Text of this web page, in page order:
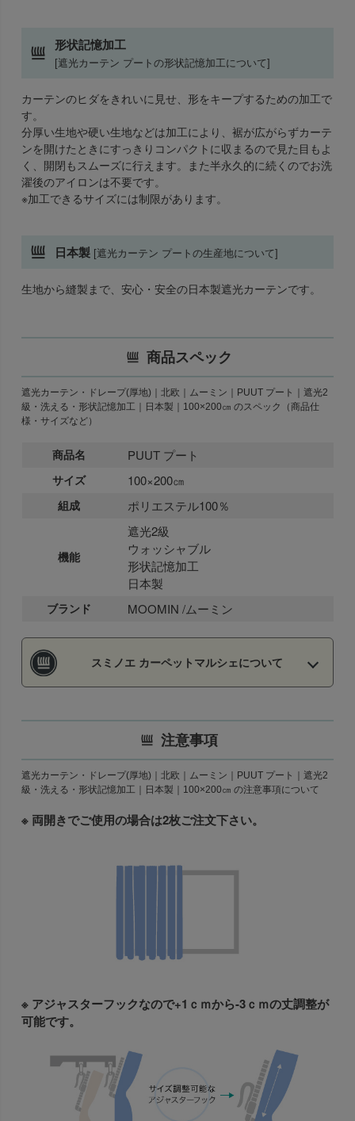
形状記憶加工
[遮光カーテン プートの形状記憶加工について]
カーテンのヒダをきれいに見せ、形をキープするための加工で
す。
分厚い生地や硬い生地などは加工により、裾が広がらずカーテ
ンを開けたときにすっきりコンパクトに収まるので見た目もよ
く、開閉もスムーズに行えます。また半永久的に続くのでお洗
濯後のアイロンは不要です。
※加工できるサイズには制限があります。
日本製 [遮光カーテン プートの生産地について]
生地から縫製まで、安心・安全の日本製遮光カーテンです。
商品スペック
遮光カーテン・ドレープ(厚地)｜北欧｜ムーミン｜PUUT プート｜遮光2
級・洗える・形状記憶加工｜日本製｜100×200㎝ のスペック（商品仕
様・サイズなど）
商品名 PUUT プート
サイズ 100×200㎝
組成 ポリエステル100％
機能
遮光2級
ウォッシャブル
形状記憶加工
日本製
ブランド MOOMIN /ムーミン
スミノエ カーペットマルシェについて
注意事項
遮光カーテン・ドレープ(厚地)｜北欧｜ムーミン｜PUUT プート｜遮光2
級・洗える・形状記憶加工｜日本製｜100×200㎝ の注意事項について
※ 両開きでご使用の場合は2枚ご注文下さい。
※ アジャスターフックなので+1ｃｍから-3ｃｍの丈調整が
可能です。